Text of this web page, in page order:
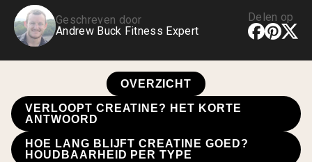
Shop All Vegan Protein
Geschreven door
Andrew Buck Fitness Expert
Delen op
OVERZICHT
VERLOOPT CREATINE? HET KORTE
ANTWOORD
HOE LANG BLIJFT CREATINE GOED?
HOUDBAARHEID PER TYPE